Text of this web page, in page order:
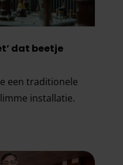
dat beetje
een traditionele
installatie.
dat beetje extra